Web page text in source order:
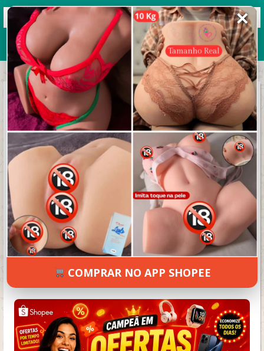
Grupos de WhatsApp 2026
+ Enviar grupo
Mundo das figurinhas
4.8/5 (16 avaliações)
✕
COMPRAR NO APP SHOPEE